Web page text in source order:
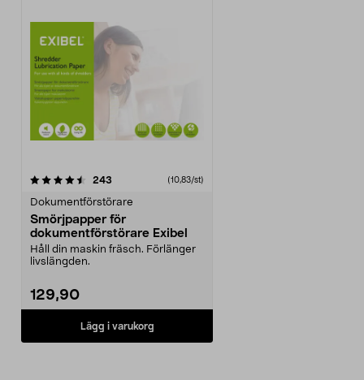
243 (10,83/st)
Dokumentförstörare
Smörjpapper för
dokumentförstörare Exibel
Håll din maskin fräsch. Förlänger
livslängden.
129,90
Lägg i varukorg